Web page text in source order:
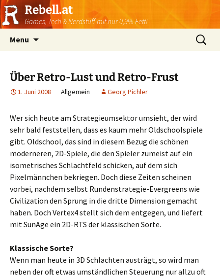
Rebell.at
Games, Tech & Nerdstuff mit nur 0,9% Fett!
Menu
Suchen
nach:
Über Retro-Lust und Retro-Frust
1. Juni 2008 Allgemein Georg Pichler
Wer sich heute am Strategieumsektor umsieht, der wird
sehr bald feststellen, dass es kaum mehr Oldschoolspiele
gibt. Oldschool, das sind in diesem Bezug die schönen
moderneren, 2D-Spiele, die den Spieler zumeist auf ein
isometrisches Schlachtfeld schicken, auf dem sich
Pixelmännchen bekriegen. Doch diese Zeiten scheinen
vorbei, nachdem selbst Rundenstrategie-Evergreens wie
Civilization den Sprung in die dritte Dimension gemacht
haben. Doch Vertex4 stellt sich dem entgegen, und liefert
mit SunAge ein 2D-RTS der klassischen Sorte.
Klassische Sorte?
Wenn man heute in 3D Schlachten austrägt, so wird man
neben der oft etwas umständlichen Steuerung nur allzu oft